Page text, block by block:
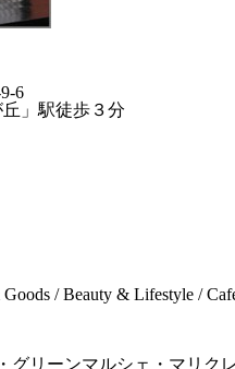
6
」駅徒歩３分
/Beauty & Lifestyle /
グリーンマルシェ・マリク